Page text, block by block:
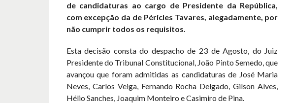
de candidaturas ao cargo de Presidente da República,
com excepção da de Péricles Tavares, alegadamente, por
não cumprir todos os requisitos.
Esta decisão consta do despacho de 23 de Agosto, do Juiz
Presidente do Tribunal Constitucional, João Pinto Semedo, que
avançou que foram admitidas as candidaturas de José Maria
Neves, Carlos Veiga, Fernando Rocha Delgado, Gilson Alves,
Hélio Sanches, Joaquim Monteiro e Casimiro de Pina.